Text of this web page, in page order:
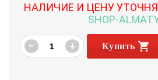
НАЛИЧИЕ И ЦЕНУ
SHOP-
− + Купить